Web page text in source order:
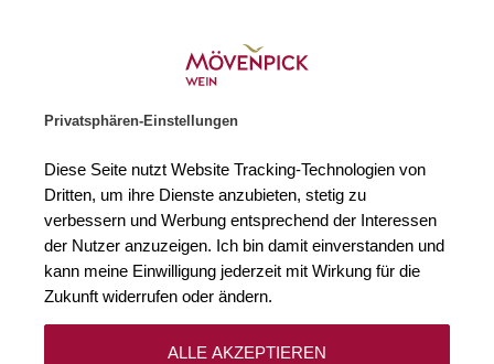
Privatsphären-Einstellungen
Diese Seite nutzt Website Tracking-Technologien von
Dritten, um ihre Dienste anzubieten, stetig zu
verbessern und Werbung entsprechend der Interessen
der Nutzer anzuzeigen. Ich bin damit einverstanden und
kann meine Einwilligung jederzeit mit Wirkung für die
Zukunft widerrufen oder ändern.
ALLE AKZEPTIEREN
Talenti (1)
Die Toskana war schon immer eine reiche Region – reich an Schätzen
aus Kunst und Kultur, landschaftlich gesegnet mit bezaubernden
noch die weithin bekannten Genusstraditionen – es gibt viele Gründe,
die Toskana zu bereisen. Zum Beispiel das berühmte Städtchen